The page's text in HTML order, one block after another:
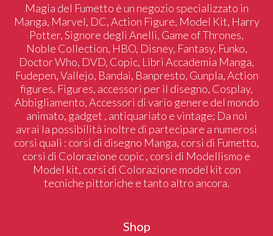
Magia del Fumetto è un negozio specializzato in
Manga, Marvel, DC, Action Figure, Model Kit, Harry
Potter, Signore degli Anelli, Game of Thrones,
Noble Collection, HBO, Disney, Fantasy, Funko,
Doctor Who, DVD, Copic, Libri Accademia Manga,
Fudepen, Vallejo, Bandai, Banpresto, Gunpla, Action
figures, Figures, accessori per il disegno, Cosplay,
Abbigliamento, Accessori di vario genere del mondo
animato, gadget , antiquariato e vintage; Da noi
avrai la possibilità inoltre di partecipare a numerosi
corsi quali : corsi di disegno Manga, corsi di Fumetto,
corsi di Colorazione copic , corsi di Modellismo e
Model kit, corsi di Colorazione model kit con
tecniche pittoriche e tanto altro ancora.
Shop